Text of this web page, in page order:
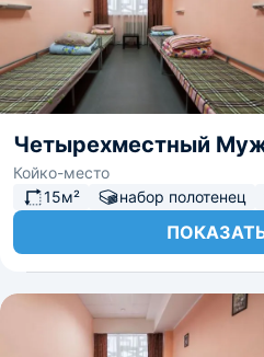
Четырехместный
Койко-место
15м²
набор полотенец